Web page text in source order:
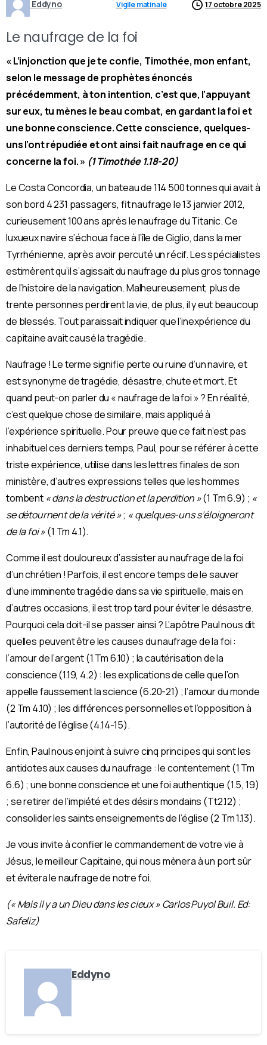
Eddyno Vigile matinale 17 octobre 2025
Le naufrage de la foi
« L’injonction que je te confie, Timothée, mon enfant,
selon le message de prophètes énoncés
précédemment, à ton intention, c’est que, l’appuyant
sur eux, tu mènes le beau combat, en gardant la foi et
une bonne conscience. Cette conscience, quelques-
uns l’ont répudiée et ont ainsi fait naufrage en ce qui
concerne la foi. » (1 Timothée 1.18-20)
Le Costa Concordia, un bateau de 114 500 tonnes qui avait à
son bord 4 231 passagers, fit naufrage le 13 janvier 2012,
curieusement 100 ans après le naufrage du Titanic. Ce
luxueux navire s’échoua face à l’île de Giglio, dans la mer
Tyrrhénienne, après avoir percuté un récif. Les spécialistes
estimèrent qu’il s’agissait du naufrage du plus gros tonnage
de l’histoire de la navigation. Malheureusement, plus de
trente personnes perdirent la vie, de plus, il y eut beaucoup
de blessés. Tout paraissait indiquer que l’inexpérience du
capitaine avait causé la tragédie.
Naufrage ! Le terme signifie perte ou ruine d’un navire, et
est synonyme de tragédie, désastre, chute et mort. Et
quand peut-on parler du « naufrage de la foi » ? En réalité,
c’est quelque chose de similaire, mais appliqué à
l’expérience spirituelle. Pour preuve que ce fait n’est pas
inhabituel ces derniers temps, Paul, pour se référer à cette
triste expérience, utilise dans les lettres finales de son
ministère, d’autres expressions telles que les hommes
tombent « dans la destruction et la perdition »(1 Tm 6.9) ; «
se détournent de la vérité »; « quelques-uns s’éloigneront
de la foi»(1 Tm 4.1).
Comme il est douloureux d’assister au naufrage de la foi
d’un chrétien ! Parfois, il est encore temps de le sauver
d’une imminente tragédie dans sa vie spirituelle, mais en
d’autres occasions, il est trop tard pour éviter le désastre.
Pourquoi cela doit-il se passer ainsi ? L’apôtre Paul nous dit
quelles peuvent être les causes du naufrage de la foi :
l’amour de l’argent (1 Tm 6.10) ; la cautérisation de la
conscience (1.19, 4.2) : les explications de celle que l’on
appelle faussement la science (6.20-21) ; l’amour du monde
(2 Tm 4.10) ; les différences personnelles et l’opposition à
l’autorité de l’église (4.14-15).
Enfin, Paul nous enjoint à suivre cinq principes qui sont les
antidotes aux causes du naufrage : le contentement (1 Tm
6.6) ; une bonne conscience et une foi authentique (1.5, 19)
; se retirer de l’impiété et des désirs mondains (Tt2.12) ;
consolider les saints enseignements de l’église (2 Tm 1.13).
Je vous invite à confier le commandement de votre vie à
Jésus, le meilleur Capitaine, qui nous mènera à un port sûr
et évitera le naufrage de notre foi.
(« Mais il y a un Dieu dans les cieux » Carlos Puyol Buil. Ed:
Safeliz)
Eddyno